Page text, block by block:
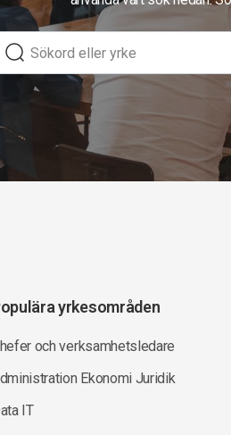
yrkesområden
och verksamhetsledare
Ekonomi Juridik
IT